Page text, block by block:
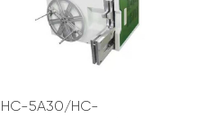
HC-5A30/HC-